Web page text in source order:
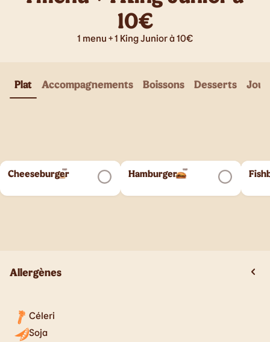
10€
1 menu + 1 King Junior à 10€
Plat Accompagnements Boissons Desserts
Cheeseburger Hamburger
Allergènes
Céleri
Soja